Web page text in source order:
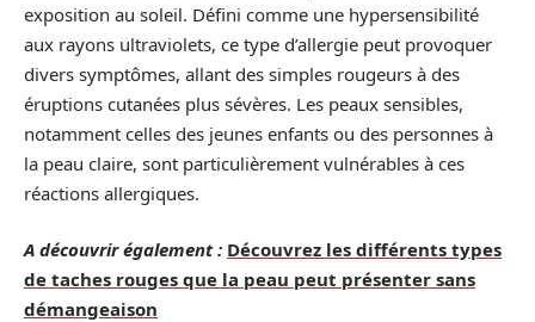
exposition au soleil. Défini comme une hypersensibilité
aux rayons ultraviolets, ce type d’allergie peut provoquer
divers symptômes, allant des simples rougeurs à des
éruptions cutanées plus sévères. Les peaux sensibles,
notamment celles des jeunes enfants ou des personnes à
la peau claire, sont particulièrement vulnérables à ces
réactions allergiques.
A découvrir également : Découvrez les différents types
de taches rouges que la peau peut présenter sans
démangeaison